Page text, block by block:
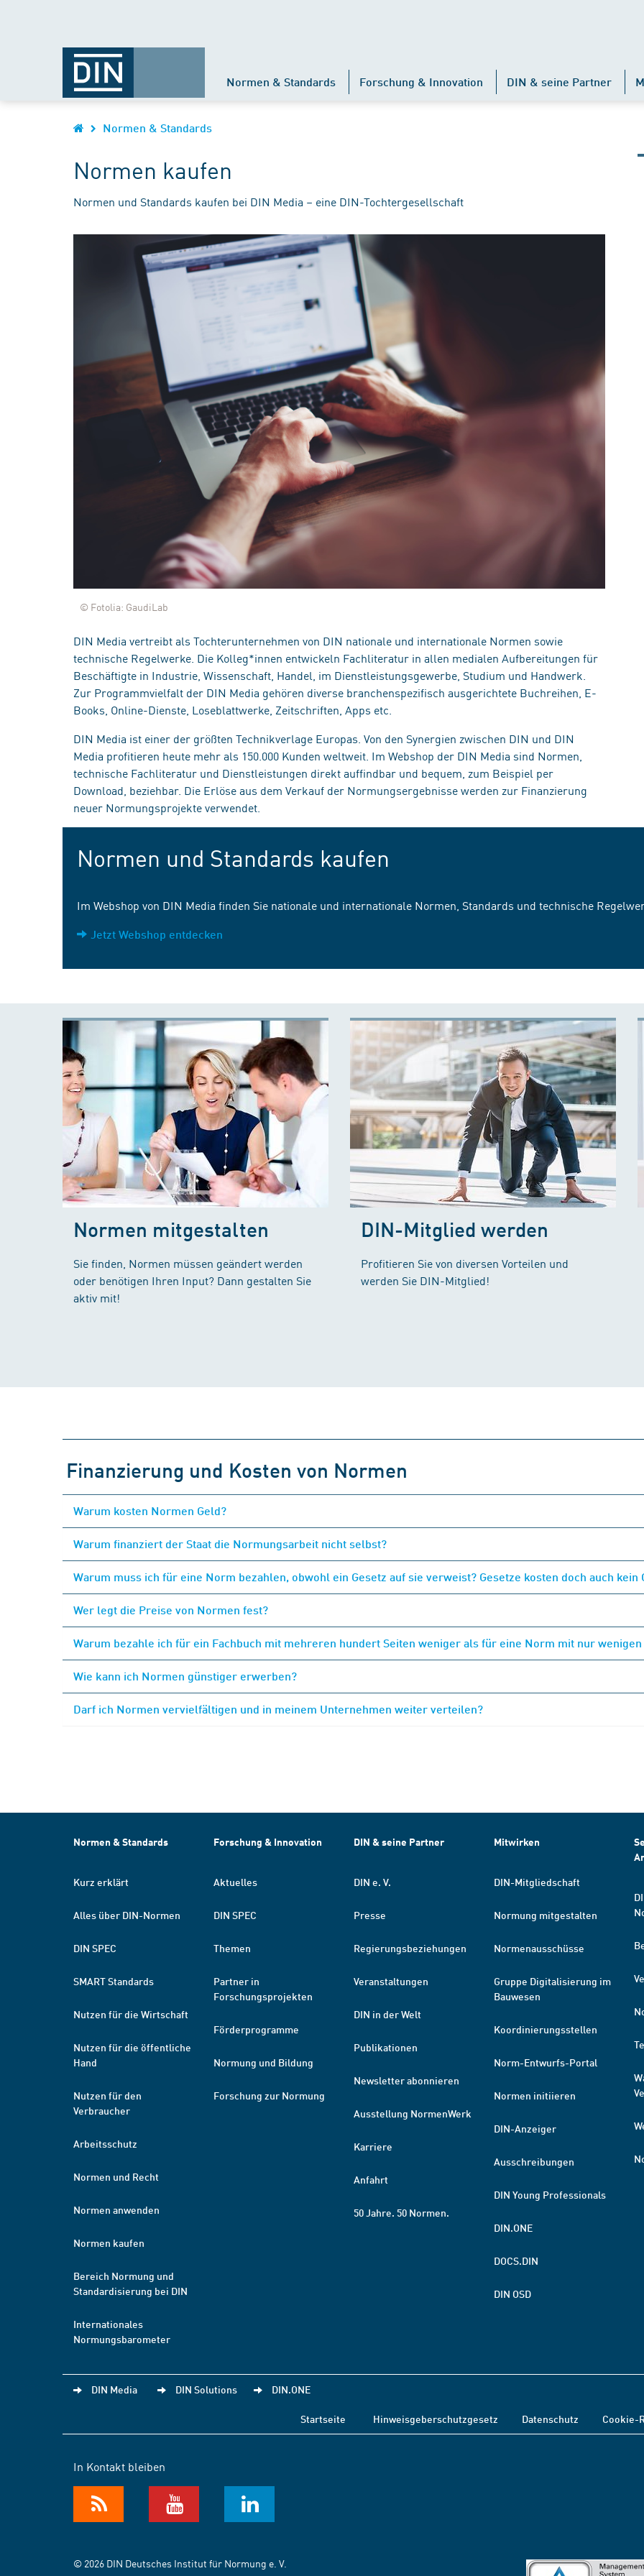
Normen & Standards Forschung & Innovation DIN & seine Partner
Normen & Standards
Normen kaufen
Normen und Standards kaufen bei DIN Media – eine DIN-Tochtergesellschaft
© Fotolia: GaudiLab
DIN Media vertreibt als Tochterunternehmen von DIN nationale und internationale Normen sowie
technische Regelwerke. Die Kolleg*innen entwickeln Fachliteratur in allen medialen Aufbereitungen für
Beschäftigte in Industrie, Wissenschaft, Handel, im Dienstleistungsgewerbe, Studium und Handwerk.
Zur Programmvielfalt der DIN Media gehören diverse branchenspezifisch ausgerichtete Buchreihen, E-
Books, Online-Dienste, Loseblattwerke, Zeitschriften, Apps etc.
DIN Media ist einer der größten Technikverlage Europas. Von den Synergien zwischen DIN und DIN
Media profitieren heute mehr als 150.000 Kunden weltweit. Im Webshop der DIN Media sind Normen,
technische Fachliteratur und Dienstleistungen direkt auffindbar und bequem, zum Beispiel per
Download, beziehbar. Die Erlöse aus dem Verkauf der Normungsergebnisse werden zur Finanzierung
neuer Normungsprojekte verwendet.
Normen und Standards kaufen
Im Webshop von DIN Media finden Sie nationale und internationale Normen, Standards und technische
Jetzt Webshop entdecken
Normen mitgestalten
Sie finden, Normen müssen geändert werden
oder benötigen Ihren Input? Dann gestalten Sie
aktiv mit!
DIN-Mitglied werden
Profitieren Sie von diversen Vorteilen und
werden Sie DIN-Mitglied!
Finanzierung und Kosten von Normen
Warum kosten Normen Geld?
Warum finanziert der Staat die Normungsarbeit nicht selbst?
Warum muss ich für eine Norm bezahlen, obwohl ein Gesetz auf sie verweist? Gesetze kosten doch auch kein
Wer legt die Preise von Normen fest?
Warum bezahle ich für ein Fachbuch mit mehreren hundert Seiten weniger als für eine Norm mit nur wenigen
Wie kann ich Normen günstiger erwerben?
Darf ich Normen vervielfältigen und in meinem Unternehmen weiter verteilen?
Normen & Standards
Kurz erklärt
Alles über DIN-Normen
DIN SPEC
SMART Standards
Nutzen für die Wirtschaft
Nutzen für die öffentliche
Hand
Nutzen für den
Verbraucher
Arbeitsschutz
Normen und Recht
Normen anwenden
Normen kaufen
Bereich Normung und
Standardisierung bei DIN
Internationales
Normungsbarometer
Forschung & Innovation
Aktuelles
DIN SPEC
Themen
Partner in
Forschungsprojekten
Förderprogramme
Normung und Bildung
Forschung zur Normung
DIN & seine Partner
DIN e. V.
Presse
Regierungsbeziehungen
Veranstaltungen
DIN in der Welt
Publikationen
Newsletter abonnieren
Ausstellung NormenWerk
Karriere
Anfahrt
50 Jahre. 50 Normen.
Mitwirken
DIN-Mitgliedschaft
Normung mitgestalten
Normenausschüsse
Gruppe Digitalisierung im
Bauwesen
Koordinierungsstellen
Norm-Entwurfs-Portal
Normen initiieren
DIN-Anzeiger
Ausschreibungen
DIN Young Professionals
DIN.ONE
DOCS.DIN
DIN OSD
DIN Media DIN Solutions DIN.ONE
Startseite Hinweisgeberschutzgesetz Datenschutz Cookie-
In Kontakt bleiben
© 2026 DIN Deutsches Institut für Normung e. V.